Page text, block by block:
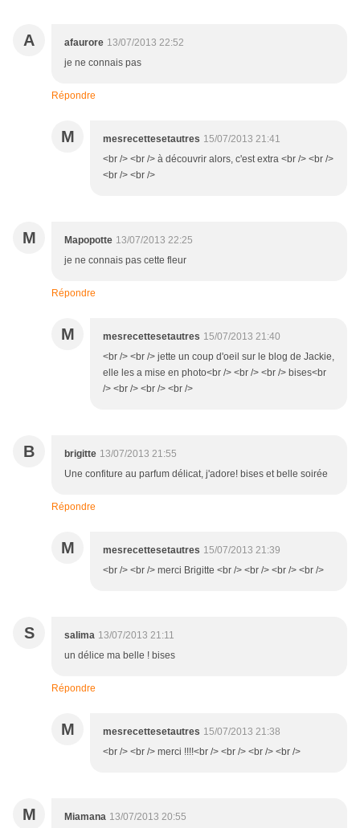
A afaurore 13/07/2013 22:52
je ne connais pas
Répondre
M mesrecettesetautres 15/07/2013 21:41
<br /> <br /> à découvrir alors, c'est extra <br /> <br />
<br /> <br />
M Mapopotte 13/07/2013 22:25
je ne connais pas cette fleur
Répondre
M mesrecettesetautres 15/07/2013 21:40
<br /> <br /> jette un coup d'oeil sur le blog de Jackie,
elle les a mise en photo<br /> <br /> <br /> bises<br
/> <br /> <br /> <br />
B brigitte 13/07/2013 21:55
Une confiture au parfum délicat, j'adore! bises et belle soirée
Répondre
M mesrecettesetautres 15/07/2013 21:39
<br /> <br /> merci Brigitte <br /> <br /> <br /> <br />
S salima 13/07/2013 21:11
un délice ma belle ! bises
Répondre
M mesrecettesetautres 15/07/2013 21:38
<br /> <br /> merci !!!!<br /> <br /> <br /> <br />
M Miamana 13/07/2013 20:55